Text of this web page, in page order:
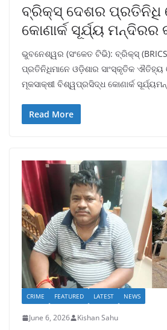
ବ୍ରିକ୍ସ୍ ଦେଶର ପ୍ରତିନିଧି
କୋଣାର୍କ ସୂର୍ଯ୍ୟ ମନ୍ଦିରର
ଭୁବନେଶ୍ୱର (ସଂକେତ ଟିଭି): ବ୍ରିକ୍ସ୍
ପ୍ରତିନିଧିମାନେ ଓଡ଼ିଶାର ସାଂସ୍କୃତିକ ଐତିହ୍ୟ
ମୂକସାକ୍ଷୀ ବିଶ୍ୱପ୍ରସିଦ୍ଧ କୋଣାର୍କ
Read More
CRIME FEATURED LATEST NEWS
June 6, 2026 Kishan Sahu